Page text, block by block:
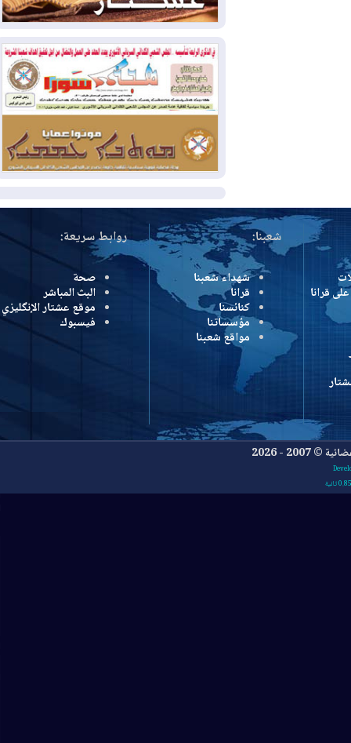
2026-08-02ترامب: الولايات المتحدة
وإسرائيل تعلقان شن ضربات على إيران
2026-08-01
تقرير: الولايات المتحدة تسحب
منظومة باتريوت الدفاعية من أربيل
2026-08-01
النفط: اتفاقية ثلاثية لاستئناف
التصدير عبر جيهان بطاقة 750 ألف برميل
يومياً
المزيد
شعبنا:
شهداء شعبنا
قرانا
كنائسنا
مؤسساتنا
مواقع شعبنا
روابط سريعة:
صحة
البث المباشر
موقع عشتار الإنگليزي
فيسبوك
2026